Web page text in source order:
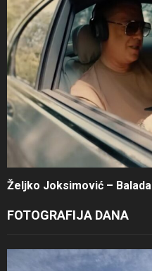
Željko Joksimović – Balada
FOTOGRAFIJA DANA